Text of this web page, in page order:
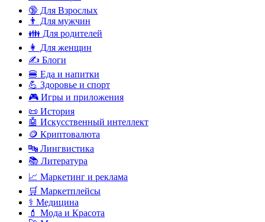
🔞 Для Взрослых
👨 Для мужчин
👪 Для родителей
👩 Для женщин
✍️ Блоги
🍔 Еда и напитки
💪 Здоровье и спорт
🎮 Игры и приложения
📜 История
🤖 Искусственный интеллект
🪙 Криптовалюта
🔤 Лингвистика
📚 Литература
📈 Маркетинг и реклама
🛒 Маркетплейсы
⚕️ Медицина
💄 Мода и Красота